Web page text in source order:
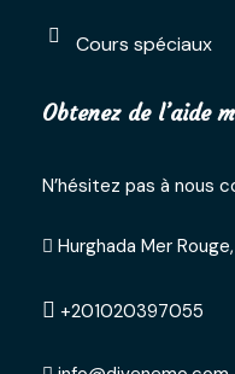
Cours spéciaux
Obtenez de l’aide
N’hésitez pas à nous
Hurghada Mer
+201020397055